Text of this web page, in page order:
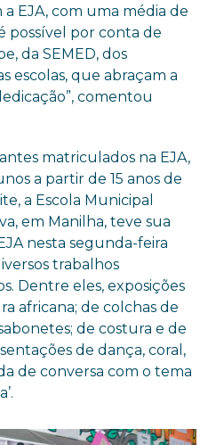
EJA, com uma média de
possível por conta de
da SEMED, dos
escolas, que abraçam a
comentou
matriculados na EJA,
a partir de 15 anos de
a Escola Municipal
em Manilha, teve sua
nesta segunda-feira
trabalhos
Dentre eles, exposições
africana; de colchas de
de costura e de
de dança, coral,
de conversa com o tema